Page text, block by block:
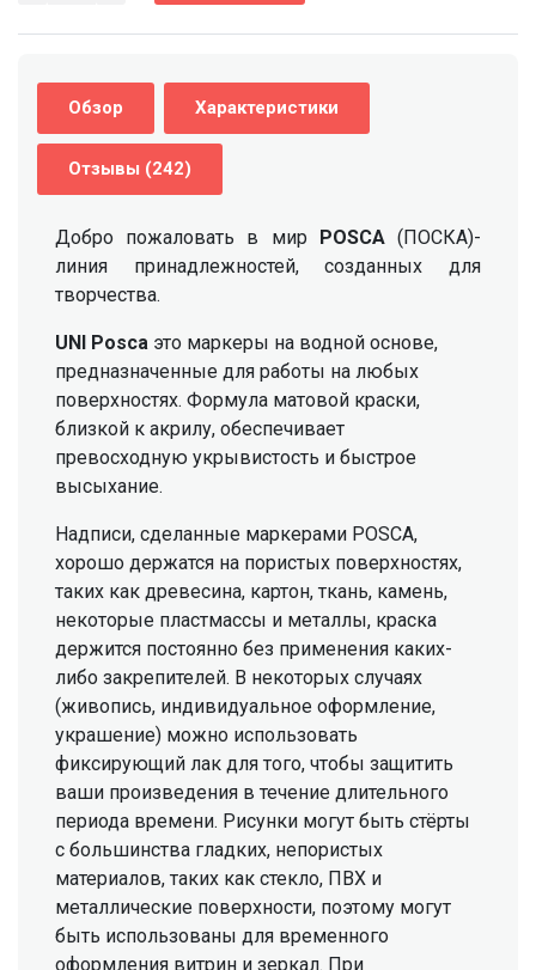
Обзор Характеристики
Отзывы (242)
Добро пожаловать в мир POSCA(ПОСКА)-
линия принадлежностей, созданных для
творчества.
UNI Posca это маркеры на водной основе,
предназначенные для работы на любых
поверхностях. Формула матовой краски,
близкой к акрилу, обеспечивает
превосходную укрывистость и быстрое
высыхание.
Надписи, сделанные маркерами POSCA,
хорошо держатся на пористых поверхностях,
таких как древесина, картон, ткань, камень,
некоторые пластмассы и металлы, краска
держится постоянно без применения каких-
либо закрепителей. В некоторых случаях
(живопись, индивидуальное оформление,
украшение) можно использовать
фиксирующий лак для того, чтобы защитить
ваши произведения в течение длительного
периода времени. Рисунки могут быть стёрты
с большинства гладких, непористых
материалов, таких как стекло, ПВХ и
металлические поверхности, поэтому могут
быть использованы для временного
оформления витрин и зеркал. При